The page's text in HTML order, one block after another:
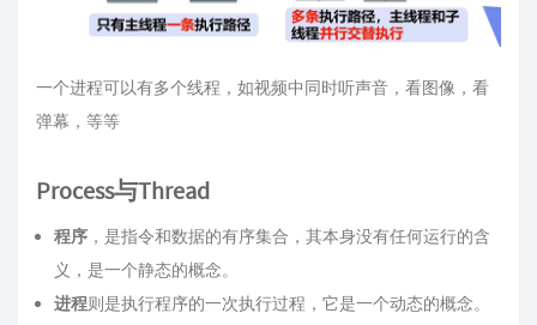
一个进程可以有多个线程，如视频中同时听声音，看图像，看
弹幕，等等
Process与Thread
程序 ，是指令和数据的有序集合，其本身没有任何运行的含
义，是一个静态的概念。
进程则是执行程序的一次执行过程，它是一个动态的概念。